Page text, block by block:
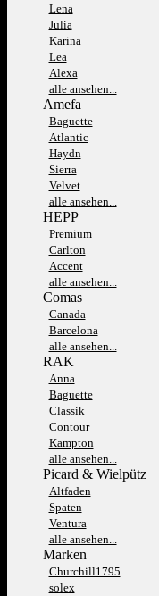
Lena
Julia
Karina
Lea
Alexa
alle ansehen...
Amefa
Baguette
Atlantic
Haydn
Sierra
Velvet
alle ansehen...
HEPP
Premium
Carlton
Accent
alle ansehen...
Comas
Canada
Barcelona
alle ansehen...
RAK
Anna
Baguette
Classik
Contour
Kampton
alle ansehen...
Picard & Wielpütz
Altfaden
Spaten
Ventura
alle ansehen...
Marken
Churchill1795
solex